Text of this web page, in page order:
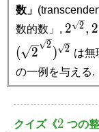
数」
数的数」,
2},
2 2, 2
( 2 2) 2 は無
の一例を与える.
クイズ《2
2 つの